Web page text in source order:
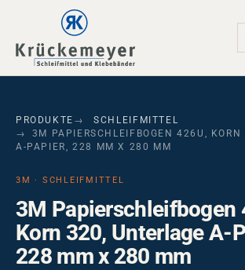
Skip to main navigation
Skip to main content
Skip to page footer
PRODUKTE
SCHLEIFMITTEL
3M PAPIERSCHLEIFBOGEN 426U, KORN
A-PAPIER, 228 MM X 280 MM
3M · SCHLEIFMITTEL
3M Papierschleifbogen
Korn 320, Unterlage A-
228 mm x 280 mm